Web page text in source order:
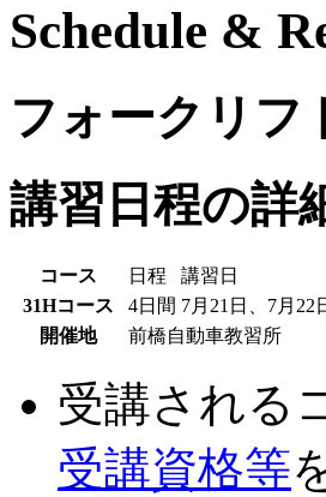
Schedule &
フォークリフ
講習日程の詳
コース 日程 講習日
31Hコース
4日間 7月21日、7月22
開催地
前橋自動車教習所
受講される
受講資格等